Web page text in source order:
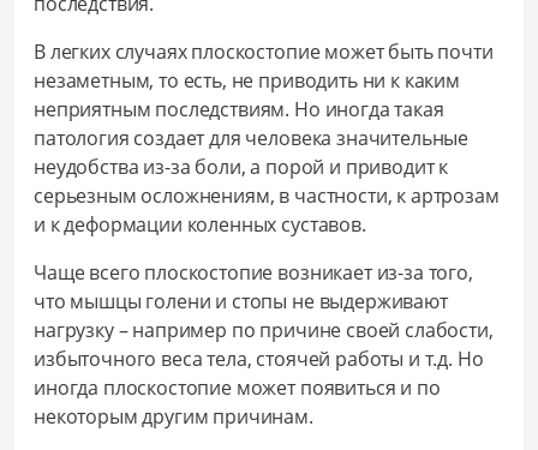
В легких случаях плоскостопие может быть почти
незаметным, то есть, не приводить ни к каким
неприятным последствиям. Но иногда такая
патология создает для человека значительные
неудобства из-за боли, а порой и приводит к
серьезным осложнениям, в частности, к артрозам
и к деформации коленных суставов.
Чаще всего плоскостопие возникает из-за того,
что мышцы голени и стопы не выдерживают
нагрузку – например по причине своей слабости,
избыточного веса тела, стоячей работы и т.д. Но
иногда плоскостопие может появиться и по
некоторым другим причинам.